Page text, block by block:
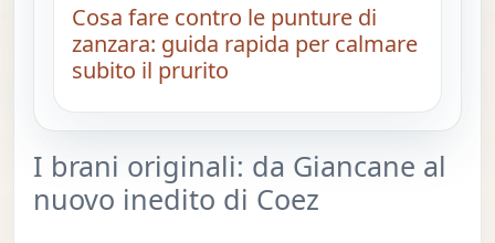
Cosa fare contro le punture di
zanzara: guida rapida per calmare
subito il prurito
I brani originali: da Giancane al
nuovo inedito di Coez